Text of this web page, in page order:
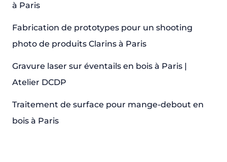
à Paris
Fabrication de prototypes pour un shooting
photo de produits Clarins à Paris
Gravure laser sur éventails en bois à Paris |
Atelier DCDP
Traitement de surface pour mange-debout en
bois à Paris